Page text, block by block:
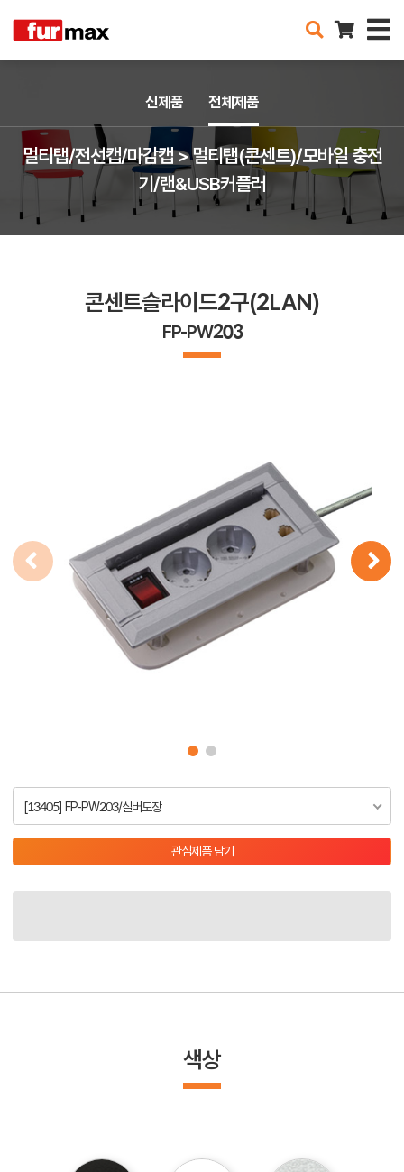
멀티탭/전선캡/마감캡 > 멀티탭(콘센트)/모바일 충전
기/랜&USB커플러
신제품 전체제품
콘센트슬라이드2구(2LAN)
FP-PW203
[13405] FP-PW203/실버도장
관심제품 담기
색상